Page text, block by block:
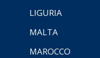
LIGURIA
MALTA
MAROCCO